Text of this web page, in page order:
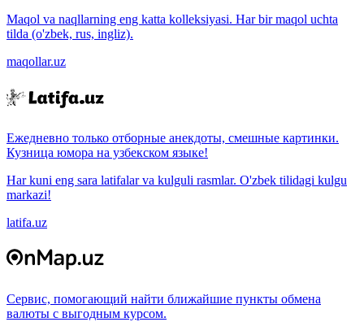
Maqol va naqllarning eng katta kolleksiyasi. Har bir maqol uchta
tilda (o'zbek, rus, ingliz).
maqollar.uz
Ежедневно только отборные анекдоты, смешные картинки.
Кузница юмора на узбекском языке!
Har kuni eng sara latifalar va kulguli rasmlar. O'zbek tilidagi kulgu
markazi!
latifa.uz
Сервис, помогающий найти ближайшие пункты обмена
валюты с выгодным курсом.